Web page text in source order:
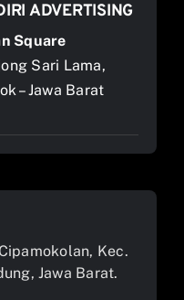
ADVERTISING
Square
Sari Lama,
– Jawa Barat
Kec.
Jawa Barat.